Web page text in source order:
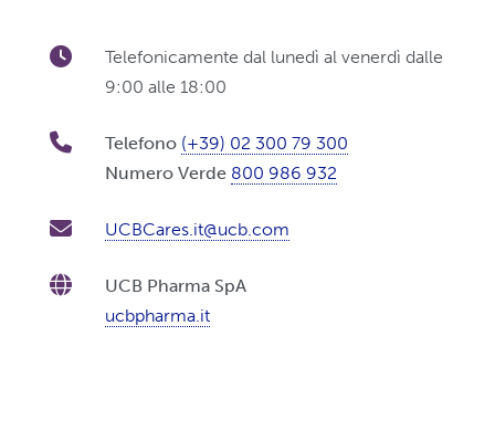
Telefonicamente dal lunedì al venerdì dalle
9:00 alle 18:00
Telefono (+39) 02 300 79 300
Numero Verde 800 986 932
UCBCares.it@ucb.com
UCB Pharma SpA
ucbpharma.it